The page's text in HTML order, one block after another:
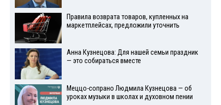
Правила возврата товаров, купленных на
маркетплейсах, предложили уточнить
Анна Кузнецова: Для нашей семьи праздник
— это собираться вместе
Меццо-сопрано Людмила Кузнецова — об
уроках музыки в школах и духовном пении